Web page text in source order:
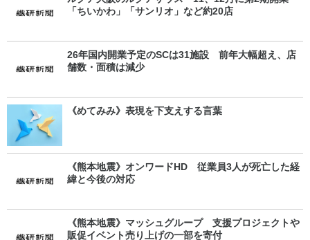
「ちいかわ」「サンリオ」など約20店
26年国内開業予定のSCは31施設 前年大幅超え、店
舗数・面積は減少
《めてみみ》表現を下支えする言葉
《熊本地震》オンワードHD 従業員3人が死亡した経
緯と今後の対応
《熊本地震》マッシュグループ 支援プロジェクトや
販促イベント売り上げの一部を寄付